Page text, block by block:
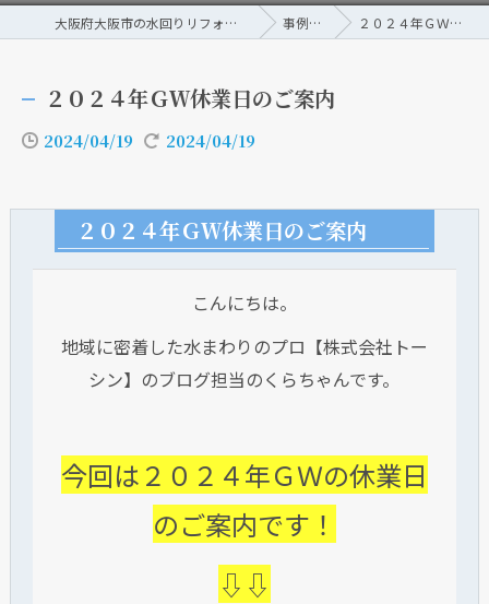
大阪府大阪市の水回りリフォームなら株式会社トーシン 事例/ブログ ２０２４年ＧＷ休業日のご案内
２０２４年ＧＷ休業日のご案内
2024/04/19 2024/04/19
２０２４年ＧＷ休業日のご案内
こんにちは。
地域に密着した水まわりのプロ【株式会社トー
シン】のブログ担当のくらちゃんです。
今回は２０２４年ＧＷの休業日
のご案内です！
⇩⇩